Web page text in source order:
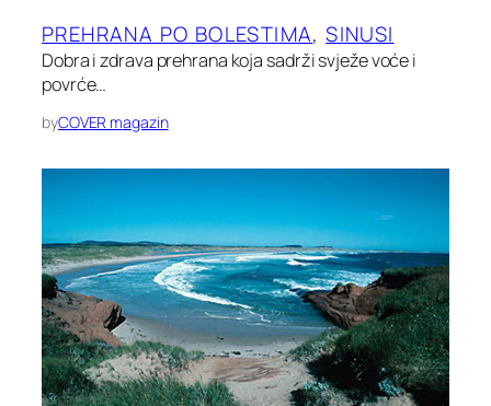
PREHRANA PO BOLESTIMA, SINUSI
Dobra i zdrava prehrana koja sadrži svježe voće i
povrće…
byCOVER magazin